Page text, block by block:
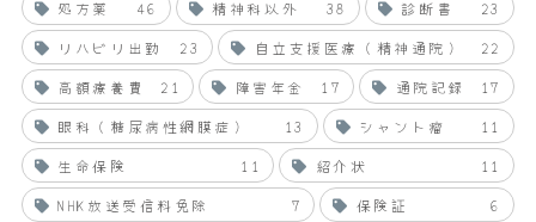
処方薬
46 精神科以外 38 診断書
23
リハビリ出勤
23 自立支援医療（精神通院）
22
高額療養費
21 障害年金 17 通院記録
17
眼科（糖尿病性網膜症）
13 シャント瘤
11
生命保険
11 紹介状
11
NHK放送受信料免除
7 保険証
6